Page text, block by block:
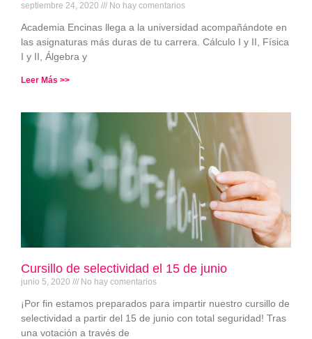
septiembre 24, 2020 No hay comentarios
Academia Encinas llega a la universidad acompañándote en
las asignaturas más duras de tu carrera. Cálculo I y II, Física
I y II, Álgebra y
Leer Más >>
Cursillo de selectividad el 15 de junio
junio 5, 2020 No hay comentarios
¡Por fin estamos preparados para impartir nuestro cursillo de
selectividad a partir del 15 de junio con total seguridad! Tras
una votación a través de